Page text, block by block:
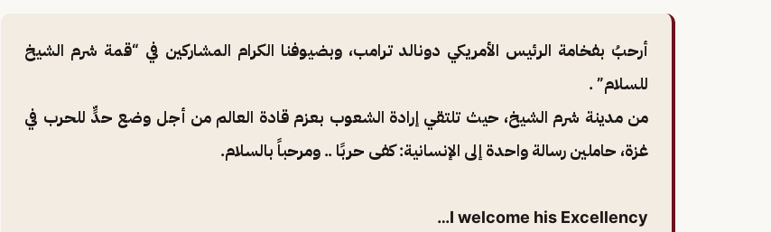
أرحبُ بفخامة الرئيس الأمريكي دونالد ترامب، وبضيوفنا الكرام المشاركين في “قمة شرم الشيخ
للسلام” .
من مدينة شرم الشيخ، حيث تلتقي إرادة الشعوب بعزم قادة العالم من أجل وضع حدٍّ للحرب في
غزة، حاملين رسالة واحدة إلى الإنسانية: كفى حربًا .. ومرحباً بالسلام.
I welcome his Excellency…